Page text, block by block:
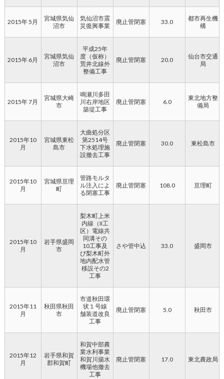
2015年 5月
宮城県気仙
沼市
気仙沼市震
災復興事業
廃止管閉塞 33.0
都市再生機
構
2015年 6月
宮城県気仙
沼市
平成25年
度（仮称）
荒井北線外
整備工事
廃止管閉塞 20.0
仙台市交通
局
2015年 7月
宮城県大崎
市
鳴瀬川多田
川右岸地区
築堤工事
廃止管閉塞 6.0
東北地方整
備局
2015年10
月
宮城県東松
島市
大曲処分区
第2514号
下水処理施
設撤去工事
廃止管閉塞 30.0 東松島市
2015年10
月
宮城県亘理
町
管路モルタ
ル注入によ
る閉塞工事
廃止管閉塞 108.0 亘理町
2015年10
月
岩手県盛岡
市
梨木町上米
内線（II工
区）電線共
同溝その
10工事及
び梨木町外
地内配水管
移設その2
工事
さや管中込 33.0 盛岡市
2015年11
月
秋田県秋田
市
市道秋田環
状１号線
舗装道改良
工事
廃止管閉塞 5.0 秋田市
2015年12
月
岩手県和賀
郡和賀町
和賀中部農
業水利事業
和賀川揚水
機場他撤去
工事
廃止管閉塞 17.0 東北農政局